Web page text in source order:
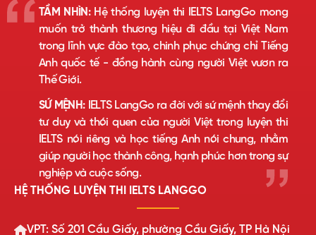
TẦM NHÌN:Hệ thống luyện thi IELTS LangGo mong
muốn trở thành thương hiệu đi đầu tại Việt Nam
trong lĩnh vực đào tạo, chinh phục chứng chỉ Tiếng
Anh quốc tế - đồng hành cùng người Việt vươn ra
Thế Giới.
SỨ MỆNH:IELTS LangGo ra đời với sứ mệnh thay đổi
tư duy và thói quen của người Việt trong luyện thi
IELTS nói riêng và học tiếng Anh nói chung, nhằm
giúp người học thành công, hạnh phúc hơn trong sự
nghiệp và cuộc sống.
HỆ THỐNG LUYỆN THI IELTS LANGGO
VPT: Số 201 Cầu Giấy, phường Cầu Giấy, TP Hà Nội